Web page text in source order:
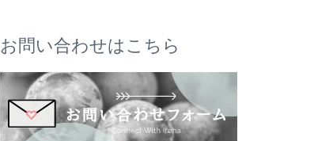
お問い合わせはこちら